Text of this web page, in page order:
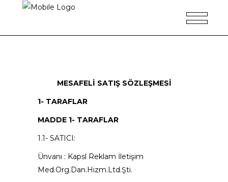
MESAFELİ SATIŞ SÖZLEŞMESİ
1- TARAFLAR
MADDE 1- TARAFLAR
1.1- SATICI:
Ünvanı : Kapsl Reklam İletişim
Med.Org.Dan.Hizm.Ltd.Şti.